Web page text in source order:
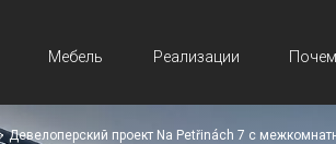
Мебель Реализации
Девелоперский проект Na Petřinách 7 с